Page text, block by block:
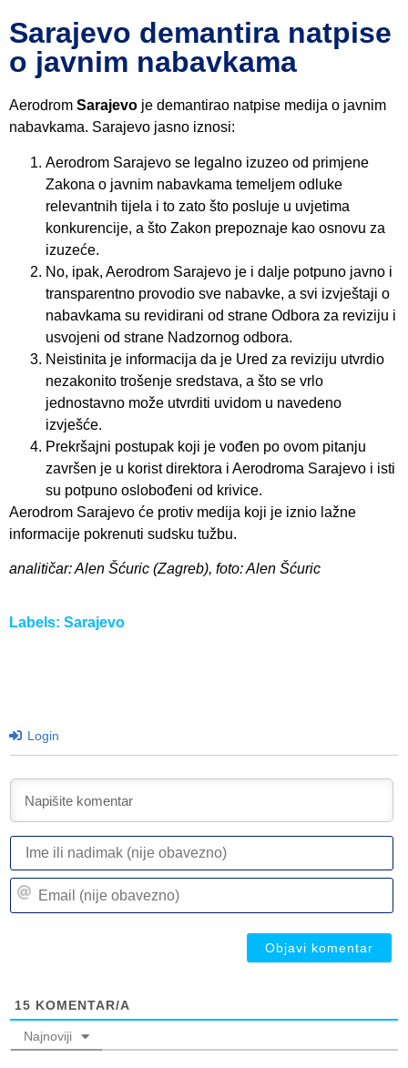
Sarajevo demantira natpise
o javnim nabavkama
Aerodrom Sarajevo je demantirao natpise medija o javnim
nabavkama. Sarajevo jasno iznosi:
Aerodrom Sarajevo se legalno izuzeo od primjene
Zakona o javnim nabavkama temeljem odluke
relevantnih tijela i to zato što posluje u uvjetima
konkurencije, a što Zakon prepoznaje kao osnovu za
izuzeće.
No, ipak, Aerodrom Sarajevo je i dalje potpuno javno i
transparentno provodio sve nabavke, a svi izvještaji o
nabavkama su revidirani od strane Odbora za reviziju i
usvojeni od strane Nadzornog odbora.
Neistinita je informacija da je Ured za reviziju utvrdio
nezakonito trošenje sredstava, a što se vrlo
jednostavno može utvrditi uvidom u navedeno
izvješće.
Prekršajni postupak koji je vođen po ovom pitanju
završen je u korist direktora i Aerodroma Sarajevo i isti
su potpuno oslobođeni od krivice.
Aerodrom Sarajevo će protiv medija koji je iznio lažne
informacije pokrenuti sudsku tužbu.
analitičar: Alen Šćuric (Zagreb), foto: Alen Šćuric
Labels: Sarajevo
Login
15 KOMENTAR/A
Najnoviji